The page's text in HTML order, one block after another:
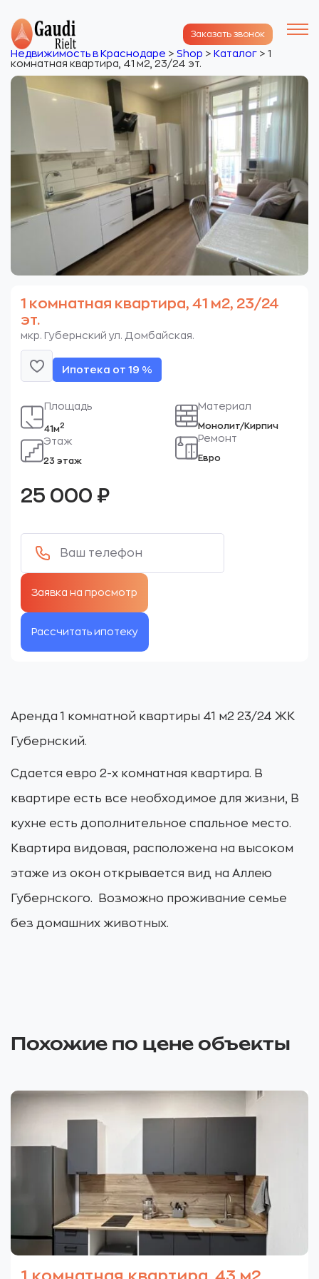
Заказать звонок
Недвижимость в Краснодаре > Shop > Каталог > 1
комнатная квартира, 41 м2, 23/24 эт.
1 комнатная квартира, 41 м2, 23/24
эт.
мкр. Губернский ул. Домбайская.
Ипотека от 19 %
Площадь
41м2
Этаж
23 этаж
Материал
Монолит/Кирпич
Ремонт
Евро
25 000 ₽
Рассчитать ипотеку
Аренда 1 комнатной квартиры 41 м2 23/24 ЖК
Губернский.
Сдается евро 2-х комнатная квартира. В
квартире есть все необходимое для жизни, В
кухне есть дополнительное спальное место.
Квартира видовая, расположена на высоком
этаже из окон открывается вид на Аллею
Губернского. Возможно проживание семье
без домашних животных.
Похожие по цене объекты